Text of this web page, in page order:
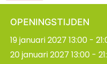
OPENINGSTIJDEN
19 januari 2027 13:00 -
20 januari 2027 13:00 -